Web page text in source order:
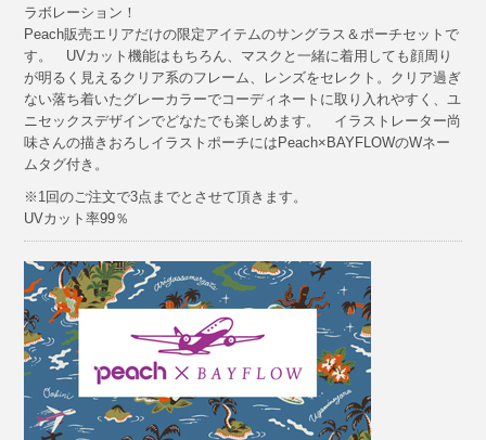
ラボレーション！
Peach販売エリアだけの限定アイテムのサングラス＆ポーチセットで
す。 UVカット機能はもちろん、マスクと一緒に着用しても顔周り
が明るく見えるクリア系のフレーム、レンズをセレクト。クリア過ぎ
ない落ち着いたグレーカラーでコーディネートに取り入れやすく、ユ
ニセックスデザインでどなたでも楽しめます。 イラストレーター尚
味さんの描きおろしイラストポーチにはPeach×BAYFLOWのWネー
ムタグ付き。
※1回のご注文で3点までとさせて頂きます。
UVカット率99％